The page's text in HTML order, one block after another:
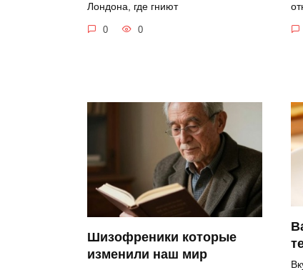
Лондона, где гниют
0 0
Шизофреники которые
изменили наш мир